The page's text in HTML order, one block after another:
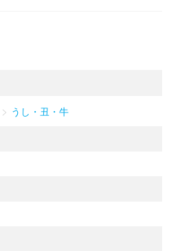
> うし・丑・牛